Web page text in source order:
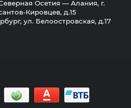
Осетия — Алания, г.
Кировцев, д.15
ул. Белоостровская, д.17